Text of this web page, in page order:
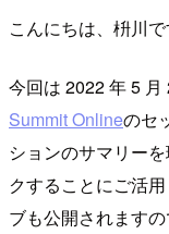
こんにちは、枡川で
今回は 2022 年 5
Summit Onlineのセ
ションのサマリー
クすることにご活
ブも公開されます